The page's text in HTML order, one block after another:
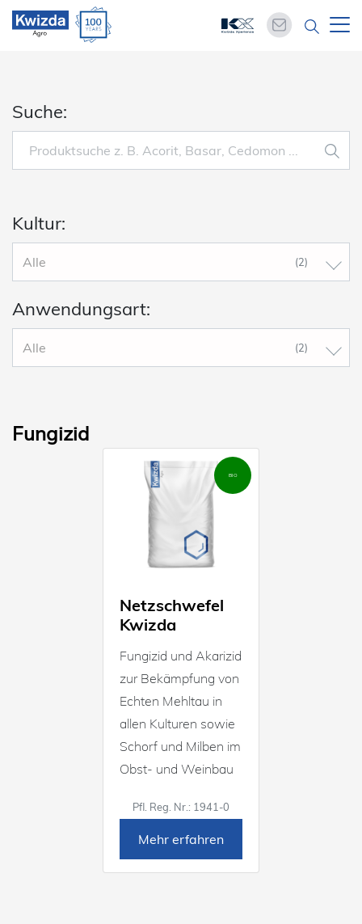
Suche:
Kultur:
Alle (2)
Anwendungsart:
Alle (2)
Fungizid
BIO
Netzschwefel
Kwizda
Fungizid und Akarizid
zur Bekämpfung von
Echten Mehltau in
allen Kulturen sowie
Schorf und Milben im
Obst- und Weinbau
Pfl. Reg. Nr.: 1941-0
Mehr erfahren